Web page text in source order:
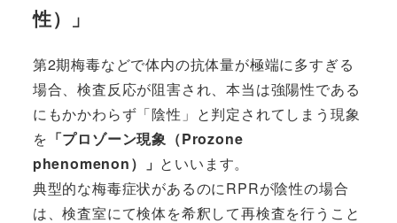
性）」
第2期梅毒などで体内の抗体量が極端に多すぎる
場合、検査反応が阻害され、本当は強陽性である
にもかかわらず「陰性」と判定されてしまう現象
を 「プロゾーン現象（Prozone
phenomenon）」 といいます。
典型的な梅毒症状があるのにRPRが陰性の場合
は、検査室にて検体を希釈して再検査を行うこと